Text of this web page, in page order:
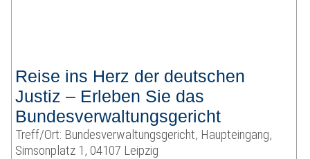
Reise ins Herz der deutschen
Justiz – Erleben Sie das
Bundesverwaltungsgericht
Treff/Ort: Bundesverwaltungsgericht, Haupteingang,
Simsonplatz 1, 04107 Leipzig